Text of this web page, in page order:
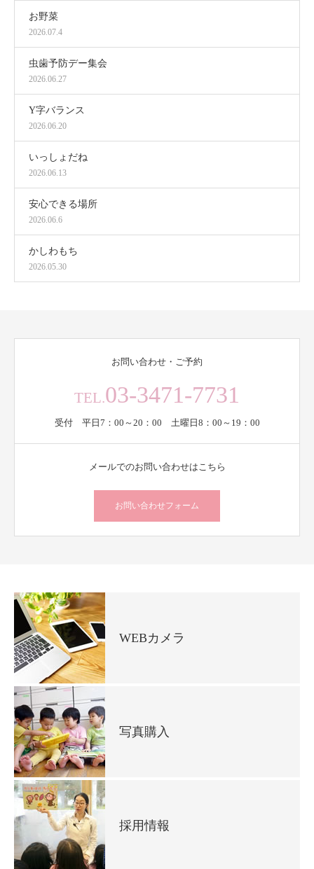
お野菜
2026.07.4
虫歯予防デー集会
2026.06.27
Y字バランス
2026.06.20
いっしょだね
2026.06.13
安心できる場所
2026.06.6
かしわもち
2026.05.30
お問い合わせ・ご予約
TEL.03-3471-7731
受付 平日7：00～20：00 土曜日8：00～19：00
メールでのお問い合わせはこちら
お問い合わせフォーム
WEBカメラ
写真購入
採用情報